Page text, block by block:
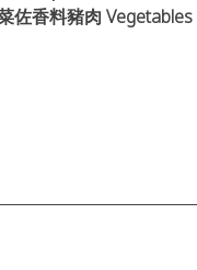
佐香料豬肉 Vegetables